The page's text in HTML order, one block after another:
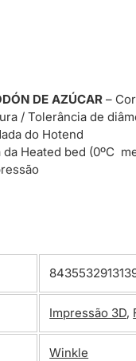
DE AZÚCAR– Cor
/ Tolerância de
do Hotend
da Heated bed (0ºC
Impressão 3D,
Winkle